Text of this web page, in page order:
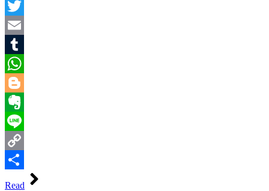
Facebook
Twitter
Email
Tumblr
WhatsApp
Blogger
Evernote
Line
Copy
Read